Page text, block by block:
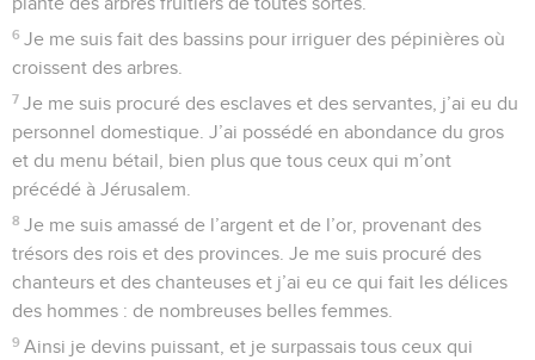
6 Je me suis fait des bassins pour irriguer des pépinières où
croissent des arbres.
7 Je me suis procuré des esclaves et des servantes, j’ai eu du
personnel domestique. J’ai possédé en abondance du gros
et du menu bétail, bien plus que tous ceux qui m’ont
précédé à Jérusalem.
8 Je me suis amassé de l’argent et de l’or, provenant des
trésors des rois et des provinces. Je me suis procuré des
chanteurs et des chanteuses et j’ai eu ce qui fait les délices
des hommes : de nombreuses belles femmes.
9 Ainsi je devins puissant, et je surpassais tous ceux qui